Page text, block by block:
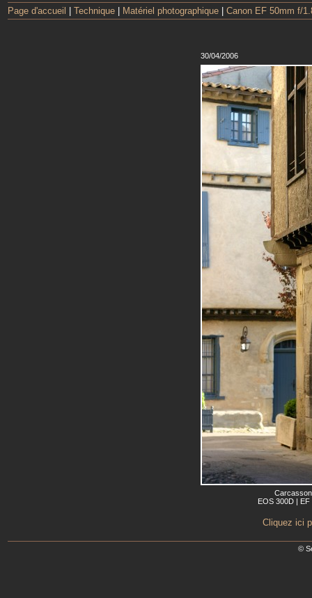
Page d'accueil Technique Matériel photographique Canon EF 50mm f/
30/04/2006
EOS 300D |
Cliquez ici
©